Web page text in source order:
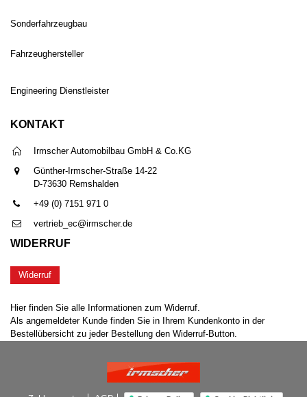
Sonderfahrzeugbau
Fahrzeughersteller
Engineering Dienstleister
KONTAKT
Irmscher Automobilbau GmbH & Co.KG
Günther-Irmscher-Straße 14-22
D-73630 Remshalden
+49 (0) 7151 971 0
vertrieb_ec@irmscher.de
WIDERRUF
Widerruf
Hier finden Sie alle Informationen zum Widerruf.
Als angemeldeter Kunde finden Sie in Ihrem Kundenkonto in der
Bestellübersicht zu jeder Bestellung den Widerruf-Button.